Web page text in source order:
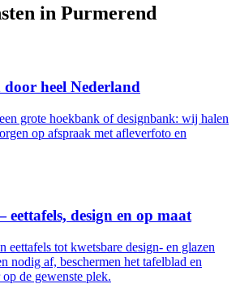
in Purmerend
heel Nederland
grote hoekbank of designbank: wij halen
op afspraak met afleverfoto en
design en op maat
eettafels tot kwetsbare design- en glazen
nodig af, beschermen het tafelblad en
de gewenste plek.